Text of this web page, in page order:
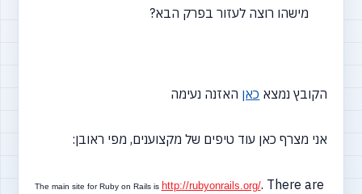
מישהו רוצה לעזור בפרק הבא?
הקובץ נמצא כאן האזנה נעימה
אני מצרף כאן עוד טיפים של מקצוענים, מפי ראובן:
The main site for Ruby on Rails is http://rubyonrails.org/. There are